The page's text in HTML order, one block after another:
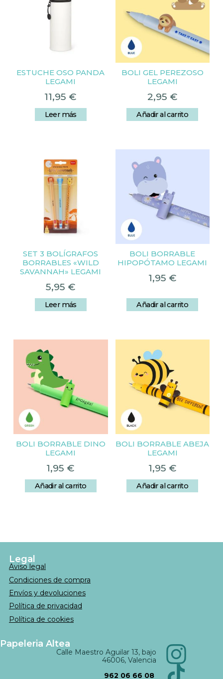
ESTUCHE OSO PANDA
LEGAMI
11,95 €
Leer más
BOLI GEL PEREZOSO
LEGAMI
2,95 €
Añadir al carrito
SET 3 BOLÍGRAFOS
BORRABLES «WILD
SAVANNAH» LEGAMI
5,95 €
Leer más
BOLI BORRABLE
HIPOPÓTAMO LEGAMI
1,95 €
Añadir al carrito
BOLI BORRABLE DINO
LEGAMI
1,95 €
Añadir al carrito
BOLI BORRABLE ABEJA
LEGAMI
1,95 €
Añadir al carrito
Legal
Aviso legal
Condiciones de compra
Envíos y devoluciones
Política de privacidad
Política de cookies
Papeleria Altea
Calle Maestro Aguilar 13, bajo
46006, Valencia
962 06 66 08